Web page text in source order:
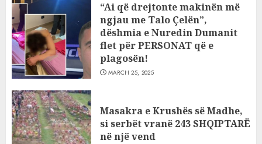
“Ai që drejtonte makinën më
ngjau me Talo Çelën”,
dëshmia e Nuredin Dumanit
flet për PERSONAT që e
plagosën!
MARCH 25, 2025
Masakra e Krushës së Madhe,
si serbët vranë 243 SHQIPTARË
në një vend